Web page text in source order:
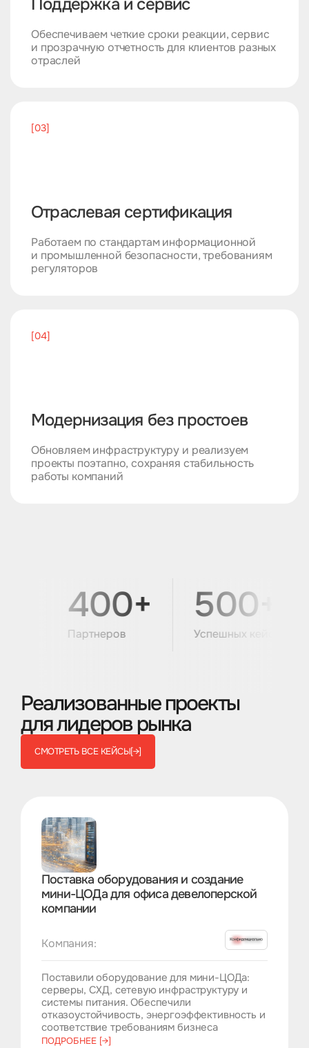
Поддержка и сервис
Обеспечиваем четкие сроки реакции, сервис
и прозрачную отчетность для клиентов разных
отраслей
[03]
Отраслевая сертификация
Работаем по стандартам информационной
и промышленной безопасности, требованиям
регуляторов
[04]
Модернизация без простоев
Обновляем инфраструктуру и реализуем
проекты поэтапно, сохраняя стабильность
работы компаний
400+
Партнеров
500+
Успешных кейсов
Реализованные проекты
для лидеров рынка
СМОТРЕТЬ ВСЕ КЕЙСЫ[→]
Поставка оборудования и создание
мини-ЦОДа для офиса девелоперской
компании
Компания:
ПОДРОБНЕЕ [→]
Поставили оборудование для мини-ЦОДа:
серверы, СХД, сетевую инфраструктуру и
системы питания. Обеспечили
отказоустойчивость, энергоэффективность и
соответствие требованиям бизнеса